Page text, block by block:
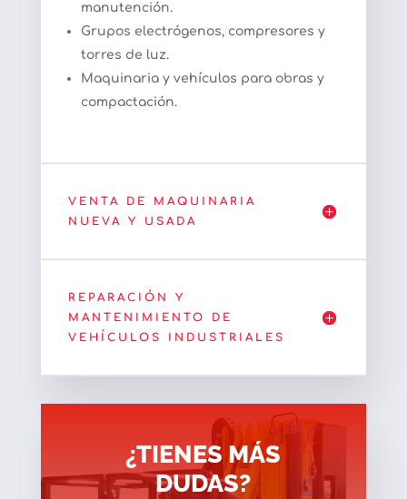
manutención.
Grupos electrógenos, compresores y
torres de luz.
Maquinaria y vehículos para obras y
compactación.
VENTA DE MAQUINARIA
NUEVA Y USADA
REPARACIÓN Y
MANTENIMIENTO DE
VEHÍCULOS INDUSTRIALES
¿TIENES MÁS
DUDAS?